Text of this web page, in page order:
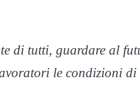
di tutti, guardare al
le condizioni